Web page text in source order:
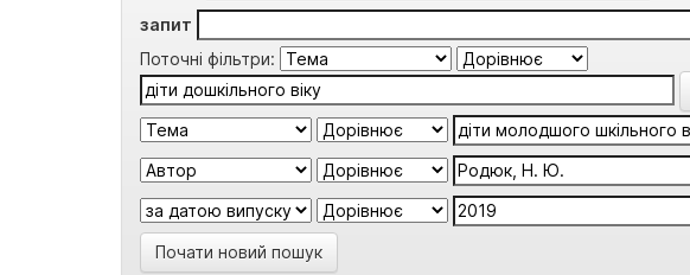
запит
Поточні фільтри:
Почати новий пошук